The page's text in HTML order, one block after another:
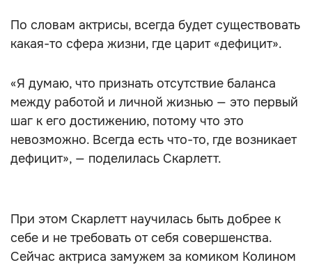
По словам актрисы, всегда будет существовать
какая-то сфера жизни, где царит «дефицит».
«Я думаю, что признать отсутствие баланса
между работой и личной жизнью — это первый
шаг к его достижению, потому что это
невозможно. Всегда есть что-то, где возникает
дефицит», — поделилась Скарлетт.
При этом Скарлетт научилась быть добрее к
себе и не требовать от себя совершенства.
Сейчас актриса замужем за комиком Колином